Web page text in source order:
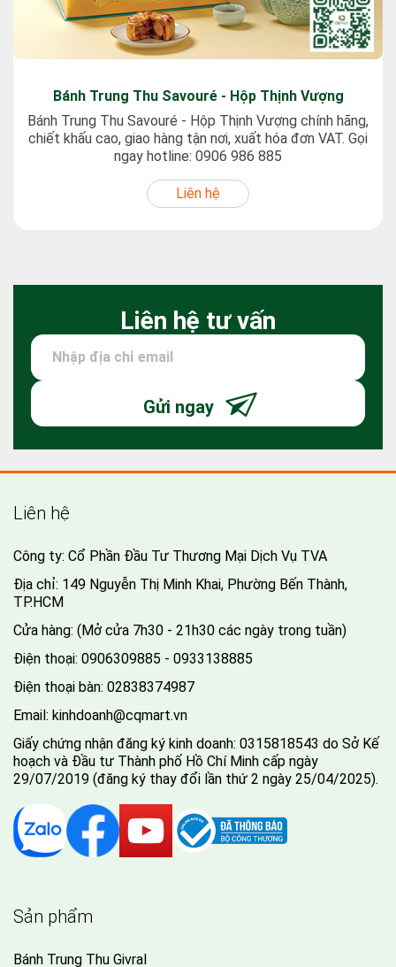
Bánh Trung Thu Savouré - Hộp Thịnh Vượng
Bánh Trung Thu Savouré - Hộp Thịnh Vượng chính hãng,
chiết khấu cao, giao hàng tận nơi, xuất hóa đơn VAT. Gọi
ngay hotline: 0906 986 885
Liên hệ
Liên hệ tư vấn
Gửi ngay
Liên hệ
Công ty: Cổ Phần Đầu Tư Thương Mại Dịch Vụ TVA
Địa chỉ: 149 Nguyễn Thị Minh Khai, Phường Bến Thành,
TP.HCM
Cửa hàng: (Mở cửa 7h30 - 21h30 các ngày trong tuần)
Điện thoại: 0906309885 - 0933138885
Điện thoại bàn: 02838374987
Email: kinhdoanh@cqmart.vn
Giấy chứng nhận đăng ký kinh doanh: 0315818543 do Sở Kế
hoạch và Đầu tư Thành phố Hồ Chí Minh cấp ngày
29/07/2019 (đăng ký thay đổi lần thứ 2 ngày 25/04/2025).
Sản phẩm
Bánh Trung Thu Givral